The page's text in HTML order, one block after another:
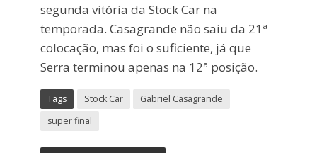
segunda vitória da Stock Car na
temporada. Casagrande não saiu da 21ª
colocação, mas foi o suficiente, já que
Serra terminou apenas na 12ª posição.
Tags Stock Car
Gabriel Casagrande
super final